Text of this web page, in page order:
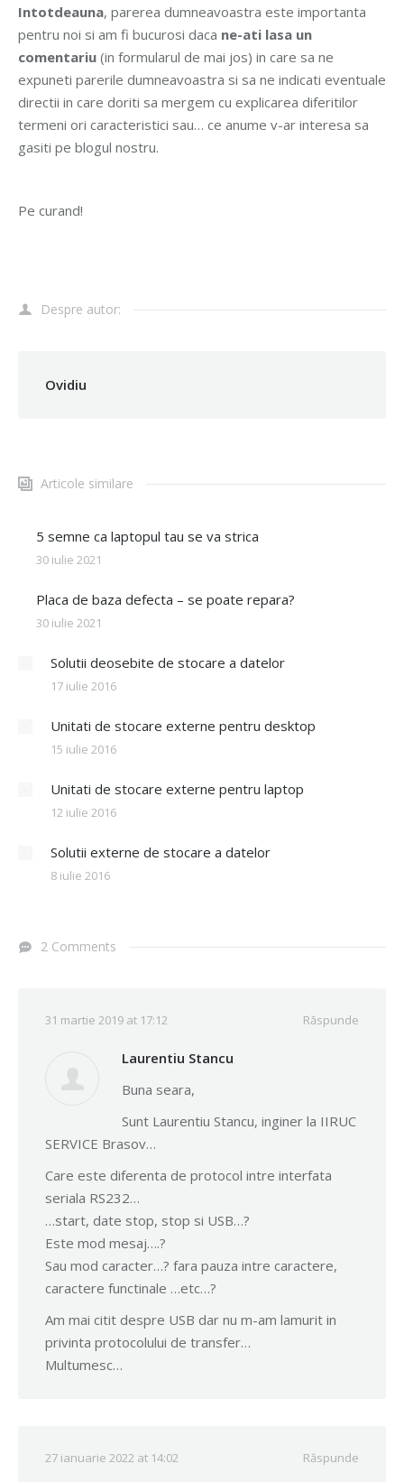
Intotdeauna, parerea dumneavoastra este importanta
pentru noi si am fi bucurosi daca ne-ati lasa un
comentariu (in formularul de mai jos) in care sa ne
expuneti parerile dumneavoastra si sa ne indicati eventuale
directii in care doriti sa mergem cu explicarea diferitilor
termeni ori caracteristici sau… ce anume v-ar interesa sa
gasiti pe blogul nostru.
Pe curand!
Despre autor:
Ovidiu
Articole similare
5 semne ca laptopul tau se va strica
30 iulie 2021
Placa de baza defecta – se poate repara?
30 iulie 2021
Solutii deosebite de stocare a datelor
17 iulie 2016
Unitati de stocare externe pentru desktop
15 iulie 2016
Unitati de stocare externe pentru laptop
12 iulie 2016
Solutii externe de stocare a datelor
8 iulie 2016
2 Comments
Răspunde
31 martie 2019 at 17:12
Laurentiu Stancu
Buna seara,
Sunt Laurentiu Stancu, inginer la IIRUC
SERVICE Brasov…
Care este diferenta de protocol intre interfata
seriala RS232…
…start, date stop, stop si USB…?
Este mod mesaj….?
Sau mod caracter…? fara pauza intre caractere,
caractere functinale …etc…?
Am mai citit despre USB dar nu m-am lamurit in
privinta protocolului de transfer…
Multumesc…
Răspunde
27 ianuarie 2022 at 14:02